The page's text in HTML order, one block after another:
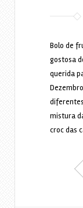
Bolo de
gostosa
querida
mistura
croc das